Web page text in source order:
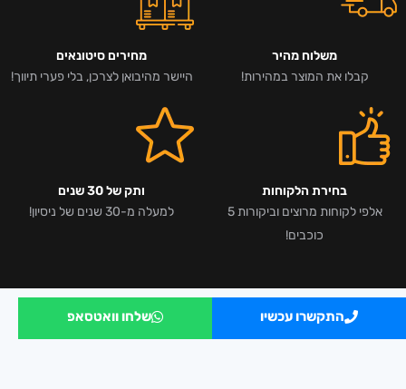
משלוח מהיר
קבלו את המוצר במהירות!
מחירים סיטונאים
היישר מהיבואן לצרכן, בלי פערי תיווך!
בחירת הלקוחות
אלפי לקוחות מרוצים וביקורות 5
כוכבים!
ותק של 30 שנים
למעלה מ-30 שנים של ניסיון!
התקשרו עכשיו שלחו וואטסאפ